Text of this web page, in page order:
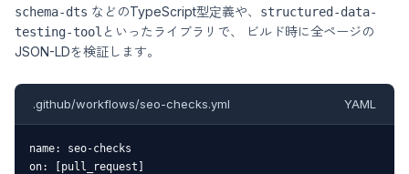
schema-dts などのTypeScript型定義や、 structured-data-
testing-tool といったライブラリで、 ビルド時に全ページの
JSON-LDを検証します。
.github/workflows/seo-checks.yml YAML
name: seo-checks
on: [pull_request]